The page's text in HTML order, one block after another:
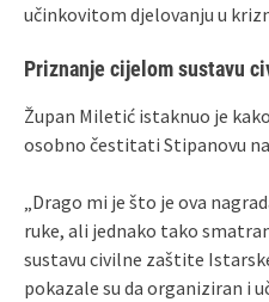
učinkovitom djelovanju u
Priznanje cijelom sustavu
Župan Miletić istaknuo je
osobno čestitati Stipanovu
„Drago mi je što je ova
ruke, ali jednako tako
sustavu civilne zaštite
pokazale su da organiziran i